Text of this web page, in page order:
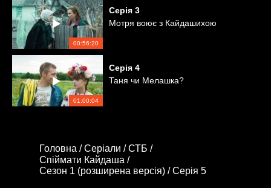
00:56:20
Серія 3
Мотря воює з Кайдашихою
01:00:04
Серія 4
Таня чи Мелашка?
Головна /Серіали /СТБ /
Спіймати Кайдаша /
Сезон 1 (розширена версія) /Серія 5